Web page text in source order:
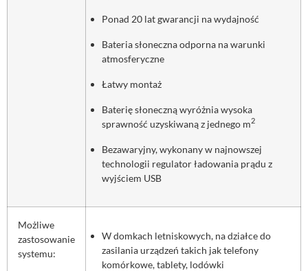
Ponad 20 lat gwarancji na wydajność
Bateria słoneczna odporna na warunki
atmosferyczne
Łatwy montaż
Baterię słoneczną wyróżnia wysoka
sprawność uzyskiwaną z jednego m2
Bezawaryjny, wykonany w najnowszej
technologii regulator ładowania prądu z
wyjściem USB
Możliwe
zastosowanie
systemu:
W domkach letniskowych, na działce do
zasilania urządzeń takich jak telefony
komórkowe, tablety, lodówki